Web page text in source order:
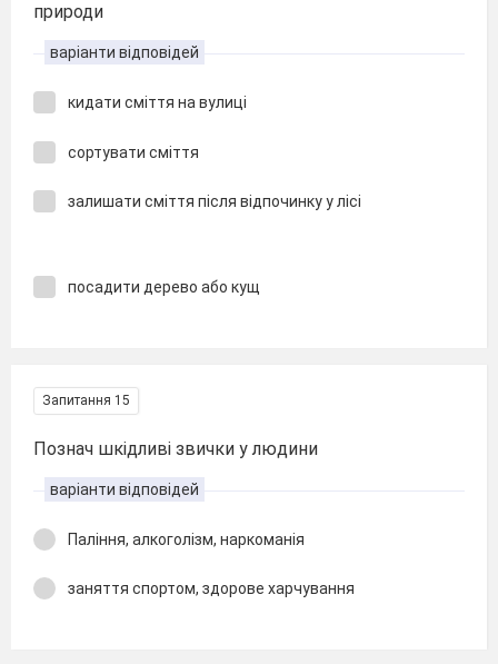
природи
варіанти відповідей
кидати сміття на вулиці
сортувати сміття
залишати сміття після відпочинку у лісі
посадити дерево або кущ
Запитання 15
Познач шкідливі звички у людини
варіанти відповідей
Паління, алкоголізм, наркоманія
заняття спортом, здорове харчування